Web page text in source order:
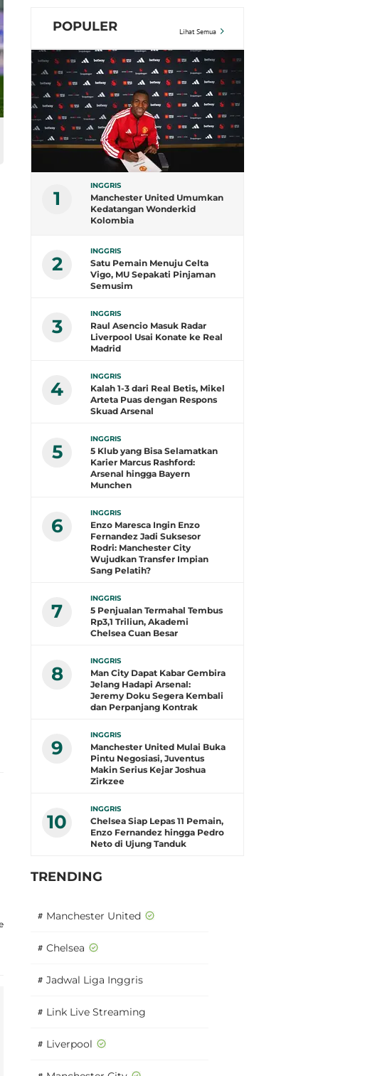
POPULER Lihat Semua
1
INGGRIS
Manchester United Umumkan
Kedatangan Wonderkid
Kolombia
2
INGGRIS
Satu Pemain Menuju Celta
Vigo, MU Sepakati Pinjaman
Semusim
3
INGGRIS
Raul Asencio Masuk Radar
Liverpool Usai Konate ke Real
Madrid
4
INGGRIS
Kalah 1-3 dari Real Betis, Mikel
Arteta Puas dengan Respons
Skuad Arsenal
5
INGGRIS
5 Klub yang Bisa Selamatkan
Karier Marcus Rashford:
Arsenal hingga Bayern
Munchen
6
INGGRIS
Enzo Maresca Ingin Enzo
Fernandez Jadi Suksesor
Rodri: Manchester City
Wujudkan Transfer Impian
Sang Pelatih?
7
INGGRIS
5 Penjualan Termahal Tembus
Rp3,1 Triliun, Akademi
Chelsea Cuan Besar
8
INGGRIS
Man City Dapat Kabar Gembira
Jelang Hadapi Arsenal:
Jeremy Doku Segera Kembali
dan Perpanjang Kontrak
9
INGGRIS
Manchester United Mulai Buka
Pintu Negosiasi, Juventus
Makin Serius Kejar Joshua
Zirkzee
10
INGGRIS
Chelsea Siap Lepas 11 Pemain,
Enzo Fernandez hingga Pedro
Neto di Ujung Tanduk
TRENDING
# Manchester United
# Chelsea
# Jadwal Liga Inggris
# Link Live Streaming
# Liverpool